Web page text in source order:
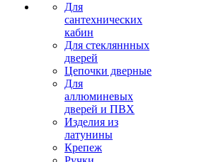
Для
сантехнических
кабин
Для стекляннных
дверей
Цепочки дверные
Для
аллюминевых
дверей и ПВХ
Изделия из
латунины
Крепеж